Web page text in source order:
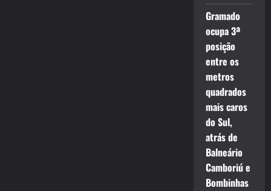
Gramado
ocupa 3ª
posição
entre os
metros
quadrados
mais caros
do Sul,
atrás de
Balneário
Camboriú e
Bombinhas